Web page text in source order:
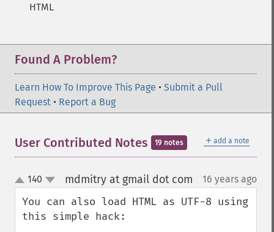
HTML
Found A Problem?
Learn How To Improve This Page • Submit a Pull
Request • Report a Bug
＋ add a note
User Contributed Notes 19 notes
up
down
140 mdmitry at gmail dot com 16 years ago
You can also load HTML as UTF-8 using
this simple hack: